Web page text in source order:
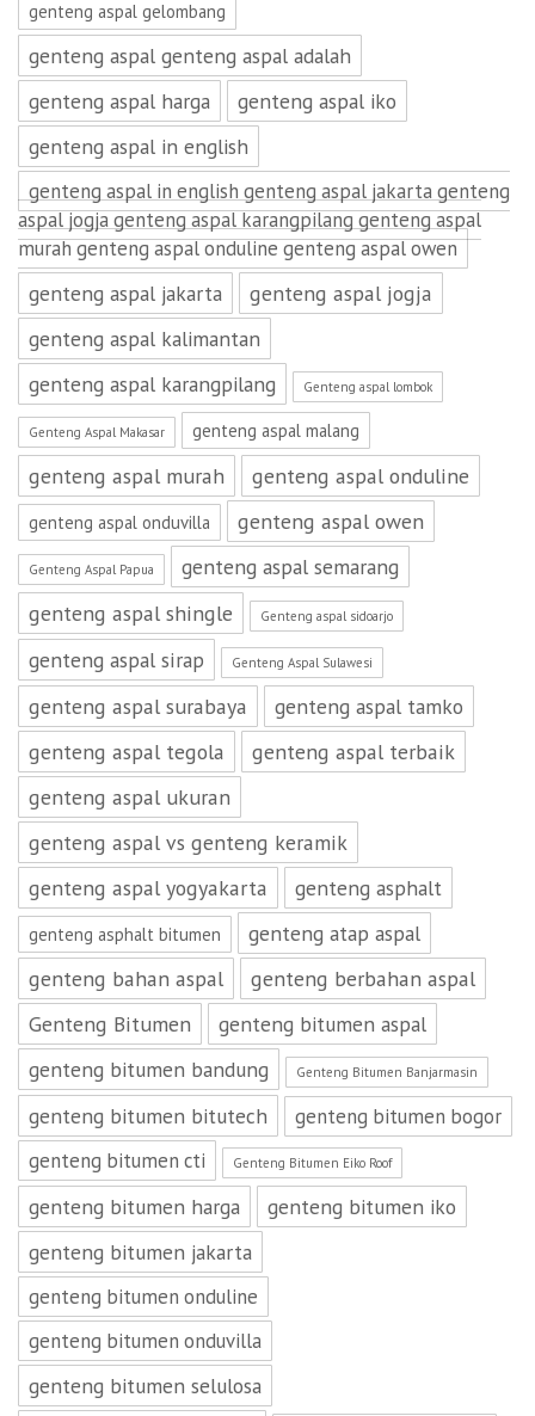
genteng aspal gelombang
genteng aspal genteng aspal adalah
genteng aspal harga
genteng aspal iko
genteng aspal in english
genteng aspal in english genteng aspal jakarta genteng
aspal jogja genteng aspal karangpilang genteng aspal
murah genteng aspal onduline genteng aspal owen
genteng aspal jakarta
genteng aspal jogja
genteng aspal kalimantan
genteng aspal karangpilang
Genteng aspal lombok
Genteng Aspal Makasar genteng aspal malang
genteng aspal murah genteng aspal onduline
genteng aspal onduvilla genteng aspal owen
Genteng Aspal Papua
genteng aspal semarang
genteng aspal shingle
Genteng aspal sidoarjo
genteng aspal sirap Genteng Aspal Sulawesi
genteng aspal surabaya
genteng aspal tamko
genteng aspal tegola
genteng aspal terbaik
genteng aspal ukuran
genteng aspal vs genteng keramik
genteng aspal yogyakarta
genteng asphalt
genteng asphalt bitumen
genteng atap aspal
genteng bahan aspal
genteng berbahan aspal
Genteng Bitumen
genteng bitumen aspal
genteng bitumen bandung
Genteng Bitumen Banjarmasin
genteng bitumen bitutech
genteng bitumen bogor
genteng bitumen cti
Genteng Bitumen Eiko Roof
genteng bitumen harga
genteng bitumen iko
genteng bitumen jakarta
genteng bitumen onduline
genteng bitumen onduvilla
genteng bitumen selulosa